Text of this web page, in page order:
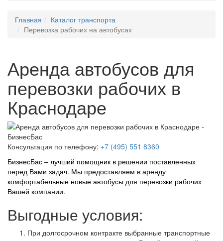
Главная
Каталог транспорта
Перевозка рабочих на автобусах
Аренда автобусов для
перевозки рабочих в
Краснодаре
Консультация по телефону: +7 (495) 551 8360
БизнесБас – лучший помощник в решении поставленных
перед Вами задач. Мы предоставляем в аренду
комфортабельные новые автобусы для перевозки рабочих
Вашей компании.
Выгодные условия:
При долгосрочном контракте выбранные транспортные